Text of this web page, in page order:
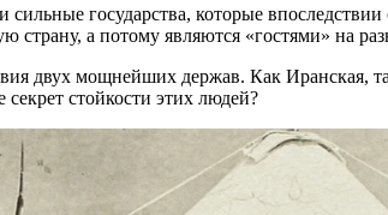
государства, которые
страну, а потому являются «гостями» на
двух мощнейших держав. Как Иранская,
стойкости этих людей?